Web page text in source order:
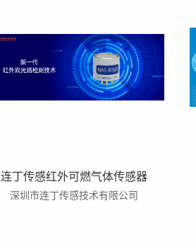
连丁传感红外可燃气体传感器
深圳市连丁传感技术有限公司